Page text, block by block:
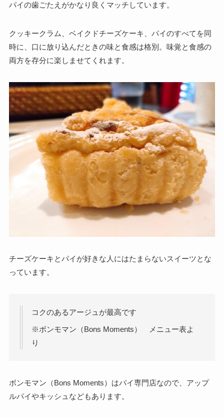
パイの歯ごたえがかなり良くマッチしています。
クッキークラム、ベイクドチーズケーキ、パイのすべてを同
時に、口に放り込んだときの味と食感は格別。味覚と食感の
両方を存分に楽しませてくれます。
チーズケーキとパイが好きな人にはたまらないスイーツとな
っています。
コクのあるアージュが最高です
※ボンモマン（Bons Moments） メニュー表よ
り
ボンモマン（Bons Moments）はパイ専門店なので、アップ
ルパイやキッシュなどもあります。